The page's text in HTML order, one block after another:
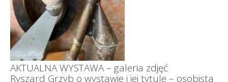
AKTUALNA WYSTAWA – galeria zdjęć
Ryszard Grzyb o wystawie i jej tytule – osobista